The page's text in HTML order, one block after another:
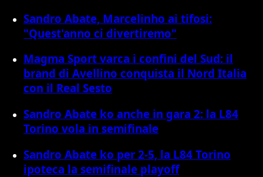
Sandro Abate, Marcelinho ai tifosi:
"Quest'anno ci divertiremo"
Magma Sport varca i confini del Sud: il
brand di Avellino conquista il Nord Italia
con il Real Sesto
Sandro Abate ko anche in gara 2: la L84
Torino vola in semifinale
Sandro Abate ko per 2-5, la L84 Torino
ipoteca la semifinale playoff